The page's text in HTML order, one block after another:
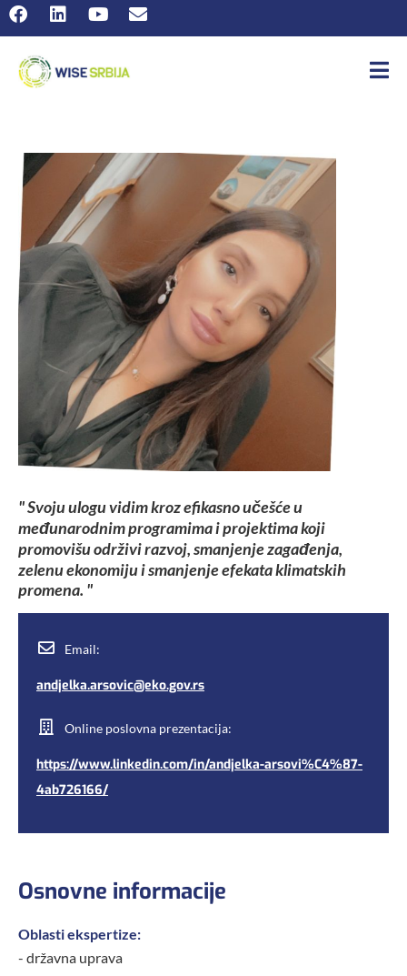
" Svoju ulogu vidim kroz efikasno učešće u
međunarodnim programima i projektima koji
promovišu održivi razvoj, smanjenje zagađenja,
zelenu ekonomiju i smanjenje efekata klimatskih
promena. "
Email:
andjelka.arsovic@eko.gov.rs
Online poslovna prezentacija:
https://www.linkedin.com/in/andjelka-arsovi%C4%87-
4ab726166/
Osnovne informacije
Oblasti ekspertize:
- državna uprava